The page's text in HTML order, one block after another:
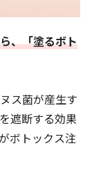
、「塗るボト
ス菌が産生す
遮断する効果
ボトックス注